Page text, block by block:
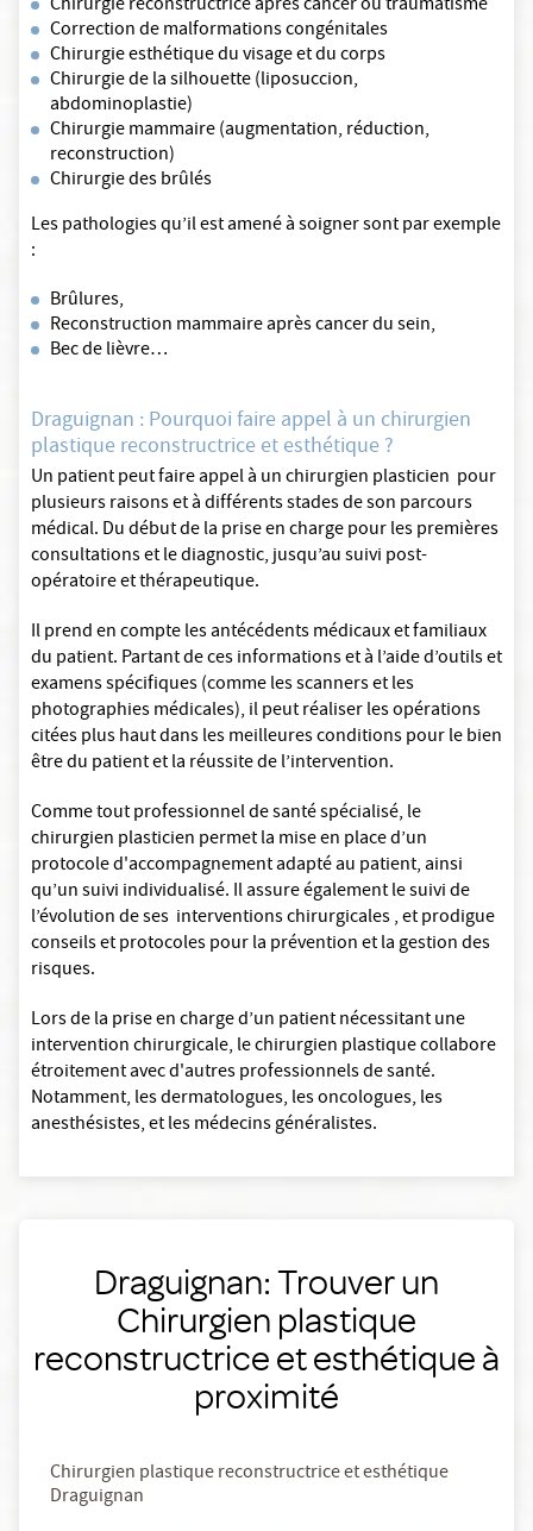
Chirurgie reconstructrice après cancer ou traumatisme
Correction de malformations congénitales
Chirurgie esthétique du visage et du corps
Chirurgie de la silhouette (liposuccion,
abdominoplastie)
Chirurgie mammaire (augmentation, réduction,
reconstruction)
Chirurgie des brûlés
Les pathologies qu’il est amené à soigner sont par exemple
:
Brûlures,
Reconstruction mammaire après cancer du sein,
Bec de lièvre…
Draguignan : Pourquoi faire appel à un chirurgien
plastique reconstructrice et esthétique ?
Un patient peut faire appel à un chirurgien plasticien pour
plusieurs raisons et à différents stades de son parcours
médical. Du début de la prise en charge pour les premières
consultations et le diagnostic, jusqu’au suivi post-
opératoire et thérapeutique.
Il prend en compte les antécédents médicaux et familiaux
du patient. Partant de ces informations et à l’aide d’outils et
examens spécifiques (comme les scanners et les
photographies médicales), il peut réaliser les opérations
citées plus haut dans les meilleures conditions pour le bien
être du patient et la réussite de l’intervention.
Comme tout professionnel de santé spécialisé, le
chirurgien plasticien permet la mise en place d’un
protocole d'accompagnement adapté au patient, ainsi
qu’un suivi individualisé. Il assure également le suivi de
l’évolution de ses interventions chirurgicales , et prodigue
conseils et protocoles pour la prévention et la gestion des
risques.
Lors de la prise en charge d’un patient nécessitant une
intervention chirurgicale, le chirurgien plastique collabore
étroitement avec d'autres professionnels de santé.
Notamment, les dermatologues, les oncologues, les
anesthésistes, et les médecins généralistes.
Draguignan: Trouver un
Chirurgien plastique
reconstructrice et esthétique à
proximité
Chirurgien plastique reconstructrice et esthétique
Draguignan